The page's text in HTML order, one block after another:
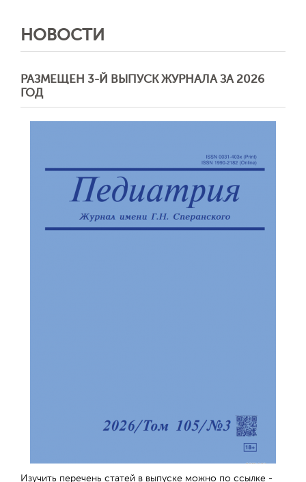
НОВОСТИ
РАЗМЕЩЕН 3-Й ВЫПУСК ЖУРНАЛА ЗА 2026
ГОД
Изучить перечень статей в выпуске можно по ссылке -